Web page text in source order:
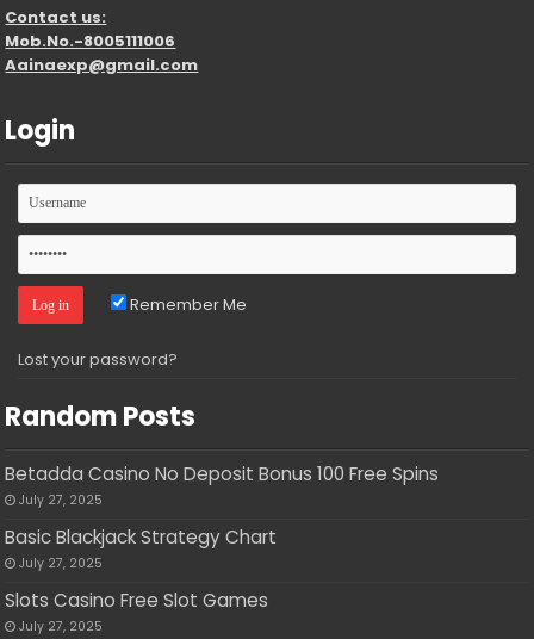
Contact us:
Mob.No.-8005111006
Aainaexp@gmail.com
Login
Remember Me
Lost your password?
Random Posts
Betadda Casino No Deposit Bonus 100 Free Spins
July 27, 2025
Basic Blackjack Strategy Chart
July 27, 2025
Slots Casino Free Slot Games
July 27, 2025